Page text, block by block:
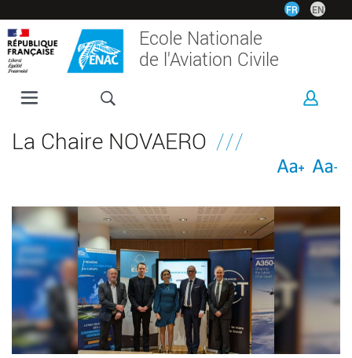
au
contenu
principal
FR EN
Ecole Nationale
de l'Aviation Civile
FORMATIONS
INTERNATIONAL
VIE ÉTUDIANTE
La Chaire NOVAERO